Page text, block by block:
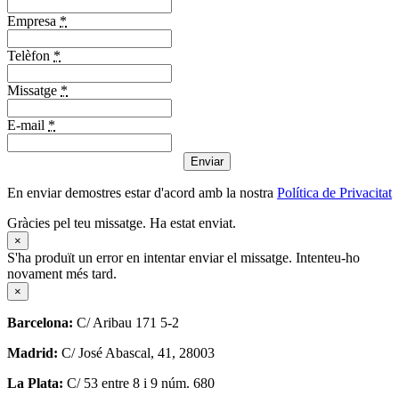
Empresa *
Telèfon *
Missatge *
E-mail *
Enviar
En enviar demostres estar d'acord amb la nostra Política de Privacitat
Gràcies pel teu missatge. Ha estat enviat.
×
S'ha produït un error en intentar enviar el missatge. Intenteu-ho
novament més tard.
×
Barcelona: C/ Aribau 171 5-2
Madrid: C/ José Abascal, 41, 28003
La Plata: C/ 53 entre 8 i 9 núm. 680